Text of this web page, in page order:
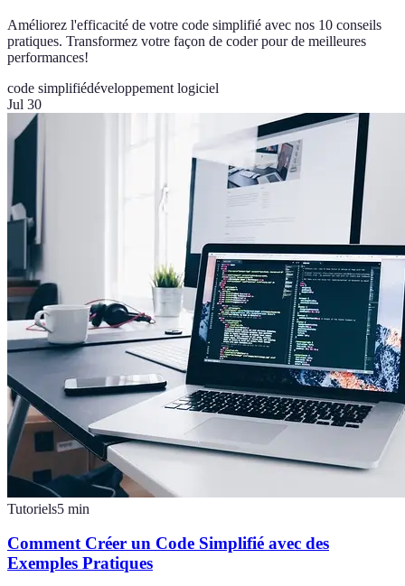
Améliorez l'efficacité de votre code simplifié avec nos 10 conseils
pratiques. Transformez votre façon de coder pour de meilleures
performances!
code simplifiédéveloppement logiciel
Jul 30
Tutoriels5 min
Comment Créer un Code Simplifié avec des
Exemples Pratiques